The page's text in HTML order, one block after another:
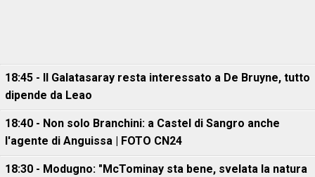
18:45 - Il Galatasaray resta interessato a De Bruyne, tutto
dipende da Leao
18:40 - Non solo Branchini: a Castel di Sangro anche
l'agente di Anguissa | FOTO CN24
18:30 - Modugno: "McTominay sta bene, svelata la natura